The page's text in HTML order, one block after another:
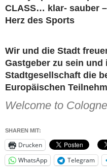
CLASS… klar- sauber
Herz des Sports
Wir und die Stadt
Gastgeber zu sein
Stadtgesellschaft die
Europäischen
Welcome to Cologne
SHAREN MIT:
Drucken
WhatsApp
Telegram